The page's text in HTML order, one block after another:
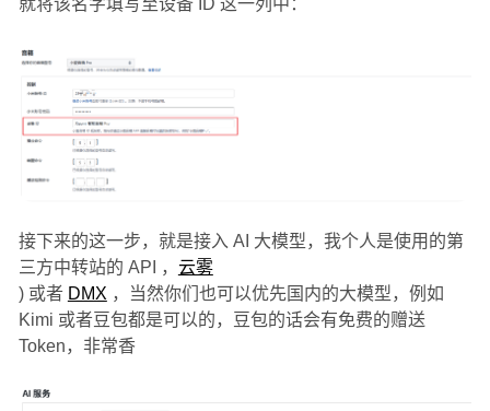
接下来的这一步，就是接入 AI 大模型，我个人是使用的第
三方中转站的 API ， 云雾
) 或者 DMX ，当然你们也可以优先国内的大模型，例如
Kimi 或者豆包都是可以的，豆包的话会有免费的赠送
Token，非常香